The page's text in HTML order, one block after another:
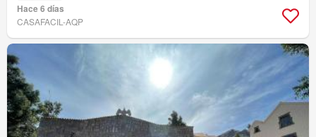
Hace 6 días
CASAFACIL-AQP